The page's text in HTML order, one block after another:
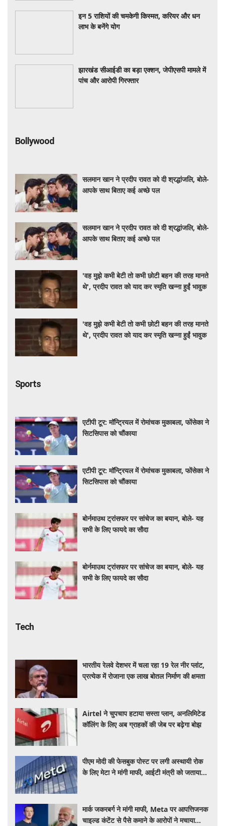
इन 5 राशियों की चमकेगी किस्मत, करियर और धन
लाभ के बनेंगे योग
झारखंड सीआईडी का बड़ा एक्शन, जेपीएसपी मामले में
पांच और आरोपी गिरफ्तार
Bollywood
सलमान खान ने प्रदीप रावत को दी श्रद्धांजलि, बोले-
आपके साथ बिताए कई अच्छे पल
सलमान खान ने प्रदीप रावत को दी श्रद्धांजलि, बोले-
आपके साथ बिताए कई अच्छे पल
'वह मुझे कभी बेटी तो कभी छोटी बहन की तरह मानते
थे', प्रदीप रावत को याद कर स्मृति खन्ना हुईं भावुक
'वह मुझे कभी बेटी तो कभी छोटी बहन की तरह मानते
थे', प्रदीप रावत को याद कर स्मृति खन्ना हुईं भावुक
Sports
एटीपी टूर: मॉन्ट्रियल में रोमांचक मुकाबला, फोंसेका ने
सिटसिपास को चौंकाया
एटीपी टूर: मॉन्ट्रियल में रोमांचक मुकाबला, फोंसेका ने
सिटसिपास को चौंकाया
बोर्नमाउथ ट्रांसफर पर सांचेज का बयान, बोले- यह
सभी के लिए फायदे का सौदा
बोर्नमाउथ ट्रांसफर पर सांचेज का बयान, बोले- यह
सभी के लिए फायदे का सौदा
Tech
भारतीय रेलवे देशभर में चला रहा 19 रेल नीर प्लांट,
प्रत्येक में रोजाना एक लाख बोतल निर्माण की क्षमता
Airtel ने चुपचाप हटाया सस्ता प्लान, अनलिमिटेड
कॉलिंग के लिए अब ग्राहकों की जेब पर बढ़ेगा बोझ
पीएम मोदी की फेसबुक पोस्ट पर लगी अस्थायी रोक
के लिए मेटा ने मांगी माफी, आईटी मंत्री को जताया
मार्क जकरबर्ग ने मांगी माफी, Meta पर आपत्तिजनक
चाइल्ड कंटेंट से पैसे कमाने के आरोपों ने मचाया